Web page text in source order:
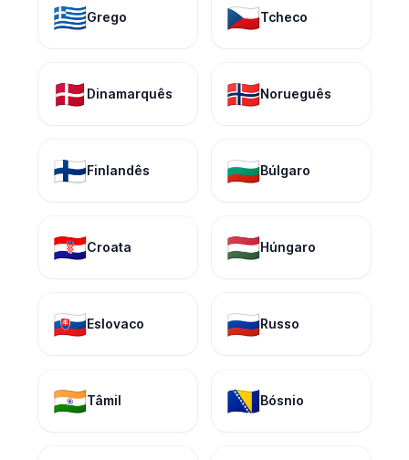
🇬🇷Grego 🇨🇿Tcheco
🇩🇰 Dinamarquês 🇳🇴Norueguês
🇫🇮Finlandês 🇧🇬Búlgaro
🇭🇷Croata 🇭🇺Húngaro
🇸🇰Eslovaco 🇷🇺Russo
🇮🇳Tâmil 🇧🇦Bósnio